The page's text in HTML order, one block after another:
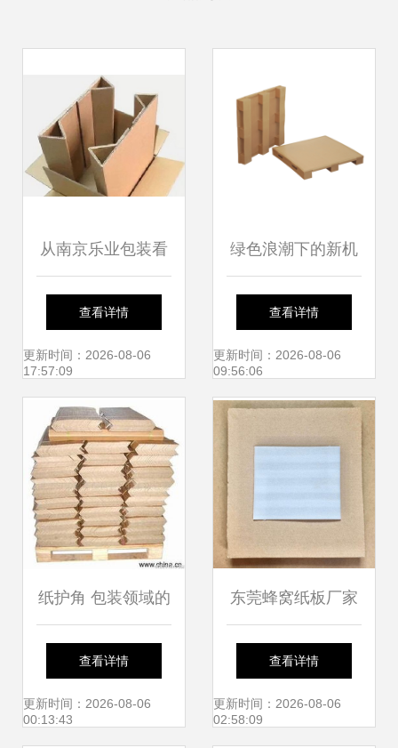
从南京乐业包装看
瓦楞纸箱与集装袋
的设计与应用
查看详情
更新时间：2026-08-06
17:57:09
绿色浪潮下的新机
遇 环保包装需求激
增，驱动珠三角纸
制品企业加速发展
查看详情
更新时间：2026-08-06
09:56:06
纸护角 包装领域的
绿色守护者
查看详情
更新时间：2026-08-06
00:13:43
东莞蜂窝纸板厂家
5天极速定制100套
家具运输保护方
查看详情
更新时间：2026-08-06
02:58:09